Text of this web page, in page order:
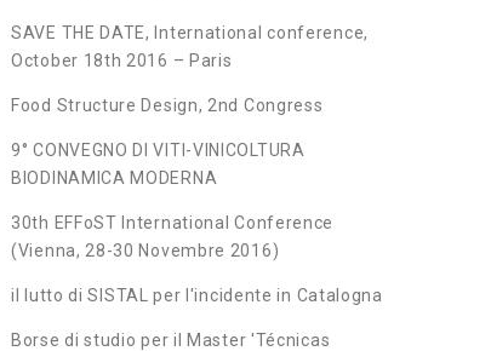
SAVE THE DATE, International conference,
October 18th 2016 – Paris
Food Structure Design, 2nd Congress
9° CONVEGNO DI VITI-VINICOLTURA
BIODINAMICA MODERNA
30th EFFoST International Conference
(Vienna, 28-30 Novembre 2016)
il lutto di SISTAL per l'incidente in Catalogna
Borse di studio per il Master 'Técnicas